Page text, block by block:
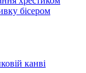
бісером
канві